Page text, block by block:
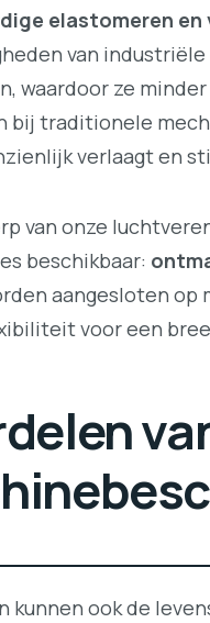
elastomeren
van
waardoor ze
bij traditionele
verlaagt en
van onze
beschikbaar:
aangesloten op
voor een
kunnen ook de